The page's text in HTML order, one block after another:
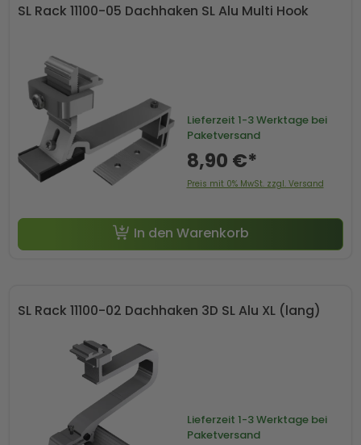
SL Rack 11100-05 Dachhaken SL Alu Multi Hook
Lieferzeit 1-3 Werktage bei
Paketversand
8,90 €*
Preis mit 0% MwSt. zzgl. Versand
In den Warenkorb
SL Rack 11100-02 Dachhaken 3D SL Alu XL (lang)
Lieferzeit 1-3 Werktage bei
Paketversand